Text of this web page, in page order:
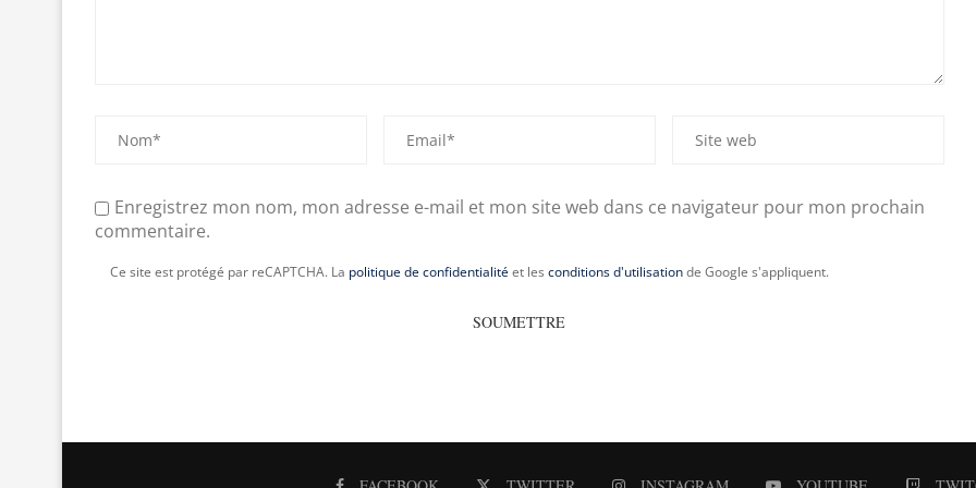
Enregistrez mon nom, mon adresse e-mail et mon site web dans ce navigateur pour mon prochain
commentaire.
Ce site est protégé par reCAPTCHA. La politique de confidentialitéet les conditions d'utilisationde Google s'appliquent.